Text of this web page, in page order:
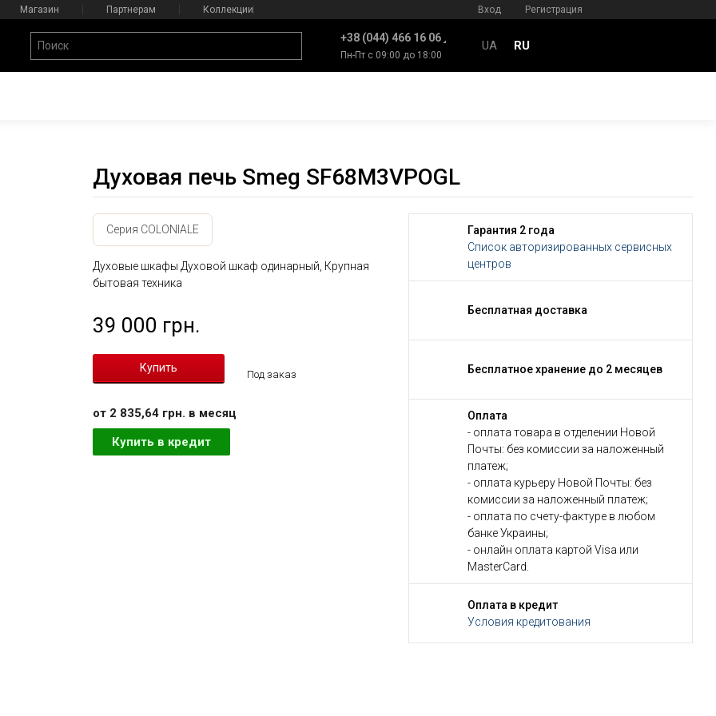
Магазин Партнерам Коллекции Вход Регистрация
+38 (044) 466 16 06
Пн-Пт с 09:00 до 18:00
UA RU
Духовая печь Smeg SF68M3VPOGL
Серия COLONIALE
Духовые шкафы Духовой шкаф одинарный, Крупная
бытовая техника
39 000 грн.
Под заказ
от 2 835,64 грн. в месяц
Купить в кредит
Гарантия 2 года
Список авторизированных сервисных
центров
Бесплатная доставка
Бесплатное хранение до 2 месяцев
Оплата
- оплата товара в отделении Новой
Почты: без комиссии за наложенный
платеж;
- оплата курьеру Новой Почты: без
комиссии за наложенный платеж;
- оплата по счету-фактуре в любом
банке Украины;
- онлайн оплата картой Visa или
MasterCard.
Оплата в кредит
Условия кредитования